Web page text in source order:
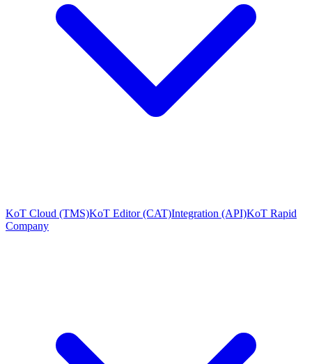
KoT Cloud (TMS)KoT Editor (CAT)Integration (API)KoT Rapid
Company